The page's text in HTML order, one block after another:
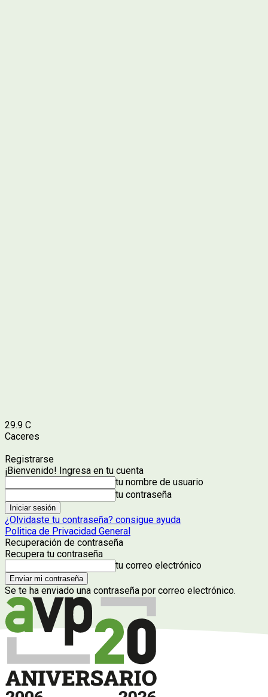
29.9 C
Caceres
Registrarse
¡Bienvenido! Ingresa en tu cuenta
tu nombre de usuario
tu contraseña
¿Olvidaste tu contraseña? consigue ayuda
Politica de Privacidad General
Recuperación de contraseña
Recupera tu contraseña
tu correo electrónico
Se te ha enviado una contraseña por correo electrónico.